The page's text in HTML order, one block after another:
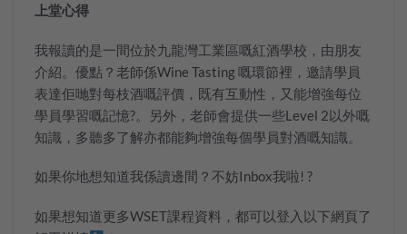
上堂心得
我報讀的是一間位於九龍灣工業區嘅紅酒學校，由朋友
介紹。優點？老師係Wine Tasting嘅環節裡，邀請學員
表達佢哋對每枝酒嘅評價，既有互動性，又能增強每位
學員學習嘅記憶?。另外，老師會提供一些Level 2以外嘅
知識，多聽多了解亦都能夠增強每個學員對酒嘅知識。
如果你地想知道我係讀邊間？不妨Inbox我啦! ?
如果想知道更多WSET課程資料，都可以登入以下網頁了